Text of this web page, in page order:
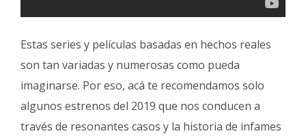
Estas series y películas basadas en hechos reales
son tan variadas y numerosas como pueda
imaginarse. Por eso, acá te recomendamos solo
algunos estrenos del 2019 que nos conducen a
través de resonantes casos y la historia de infames